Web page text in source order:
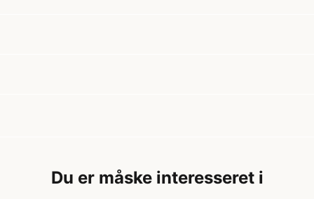
Du er måske interesseret i